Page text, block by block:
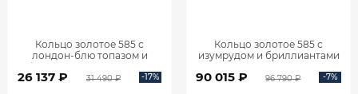
Кольцо золотое 585 с
лондон‑блю топазом и
фианитами 1101174-00740
26 137 ₽ 31 490 ₽ -17%
Кольцо золотое 585 с
изумрудом и бриллиантами
90 015 ₽ 96 790 ₽ -7%